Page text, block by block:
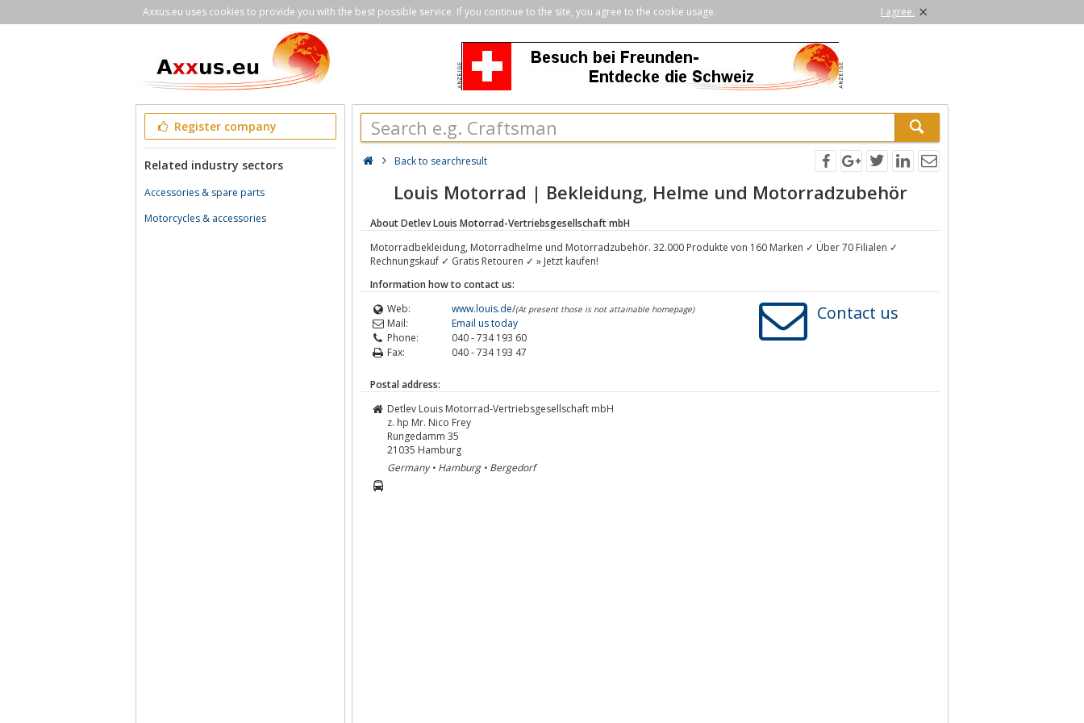
Axxus.eu uses cookies to provide you with the best possible service. If you continue to the site, you agree to the cookie usage. I agree. ×
Register company
Related industry sectors
Accessories & spare parts
Motorcycles & accessories
Back to searchresult
Louis Motorrad | Bekleidung, Helme und Motorradzubehör
About Detlev Louis Motorrad-Vertriebsgesellschaft mbH
Motorradbekleidung, Motorradhelme und Motorradzubehör. 32.000 Produkte von 160 Marken ✓ Über 70 Filialen ✓
Rechnungskauf ✓ Gratis Retouren ✓ » Jetzt kaufen!
Information how to contact us:
Web:
www.louis.de/(At present those is not attainable homepage)
Mail:
Email us today
Phone:
040 - 734 193 60
Fax:
040 - 734 193 47
Contact us
Postal address:
Detlev Louis Motorrad-Vertriebsgesellschaft mbH
z. hp Mr. Nico Frey
Rungedamm 35
21035 Hamburg
Germany • Hamburg • Bergedorf